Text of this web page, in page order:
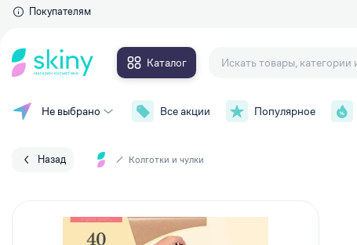
Покупателям
Каталог
Не выбрано Все акции Популярное
Назад Колготки и чулки
Макияж
Уход за лицом
Уход за волосами
Для глаз
Тени для век
Накладные ресницы